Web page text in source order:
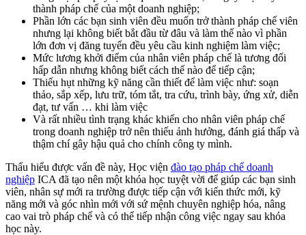
thành pháp chế của một doanh nghiệp;
Phần lớn các bạn sinh viên đều muốn trở thành pháp chế viên
nhưng lại không biết bắt đầu từ đâu và làm thế nào vì phần
lớn đơn vị đăng tuyển đều yêu cầu kinh nghiệm làm việc;
Mức lương khởi điểm của nhân viên pháp chế là tương đối
hấp dẫn nhưng không biết cách thế nào để tiếp cận;
Thiếu hụt những kỹ năng cần thiết để làm việc như: soạn
thảo, sắp xếp, lưu trữ, tóm tắt, tra cứu, trình bày, ứng xử, diễn
đạt, tư vấn … khi làm việc
Và rất nhiều tình trạng khác khiến cho nhân viên pháp chế
trong doanh nghiệp trở nên thiếu ảnh hưởng, đánh giá thấp và
thậm chí gây hậu quả cho chính công ty mình.
Thấu hiểu được vấn đề này, Học viện đào tạo pháp chế doanh
nghiệp ICA đã tạo nên một khóa học tuyệt vời để giúp các bạn sinh
viên, nhân sự mới ra trường được tiếp cận với kiến thức mới, kỹ
năng mới và góc nhìn mới với sứ mệnh chuyên nghiệp hóa, nâng
cao vai trò pháp chế và có thể tiếp nhận công việc ngay sau khóa
học này.